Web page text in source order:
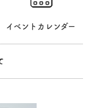
イベントカレンダー